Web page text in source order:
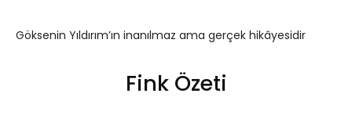
Göksenin Yıldırım’ın inanılmaz ama gerçek hikâyesidir
Fink Özeti